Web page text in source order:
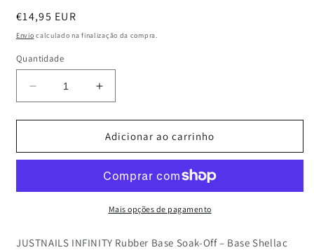
Preço
normal
€14,95 EUR
Envio calculado na finalização da compra.
Quantidade
Diminuir
a
quantidade
JUSTNAILS
in
CLEAR
Aumentar
a
quantidade
de
JUSTNAILS
Gel
in
Bottle
CLEAR
Adicionar ao carrinho
Mais opções de pagamento
JUSTNAILS INFINITY Rubber Base Soak-Off – Base Shellac